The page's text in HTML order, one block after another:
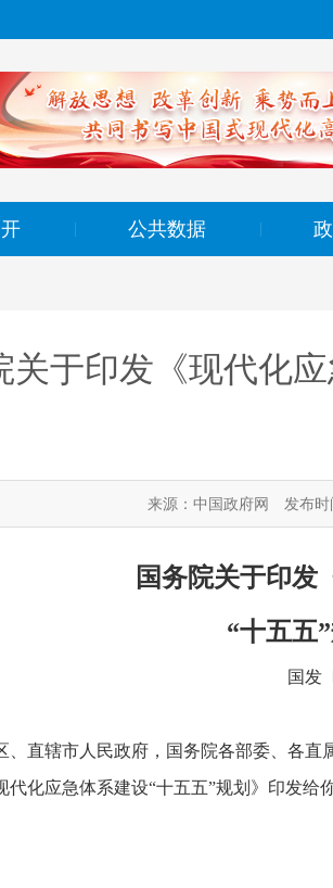
公共数据
关于印发《现代化
来源：中国政府网 发布
国务院关于印发
“十五五
国发
、直辖市人民政府，国务院各部委、各直
代化应急体系建设“十五五”规划》印发给
院